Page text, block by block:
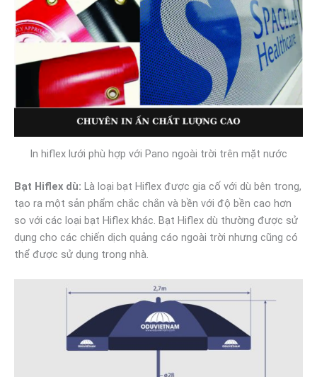
In hiflex lưới phù hợp với Pano ngoài trời trên mặt nước
Bạt Hiflex dù: Là loại bạt Hiflex được gia cố với dù bên trong,
tạo ra một sản phẩm chắc chắn và bền với độ bền cao hơn
so với các loại bạt Hiflex khác. Bạt Hiflex dù thường được sử
dụng cho các chiến dịch quảng cáo ngoài trời nhưng cũng có
thể được sử dụng trong nhà.